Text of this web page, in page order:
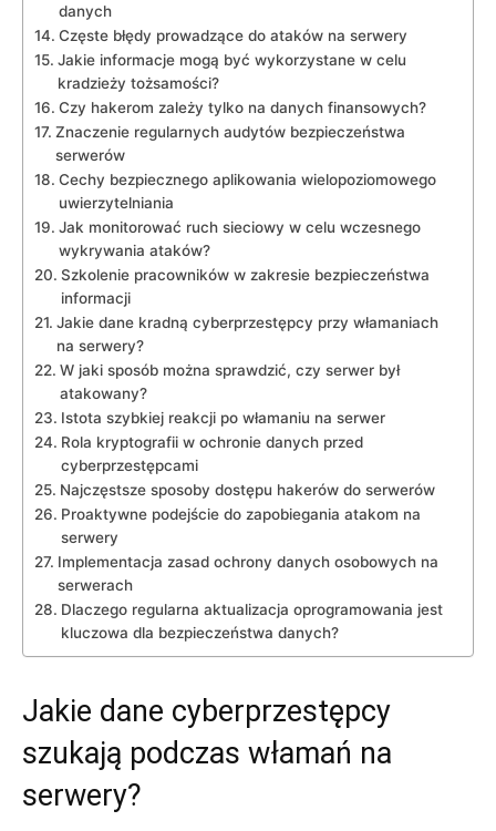
danych
Częste błędy prowadzące‍ do ataków ⁣na serwery
Jakie ⁣informacje⁣ mogą być​ wykorzystane w celu‍
kradzieży tożsamości?
Czy ⁢hakerom zależy tylko na danych‍ finansowych?
Znaczenie regularnych​ audytów ‌bezpieczeństwa⁢
serwerów
Cechy bezpiecznego aplikowania wielopoziomowego
‌uwierzytelniania
Jak monitorować ruch ⁢sieciowy w celu wczesnego
wykrywania ataków?
Szkolenie​ pracowników ‌w zakresie bezpieczeństwa
informacji
Jakie dane kradną cyberprzestępcy przy włamaniach
na ⁤serwery?
W jaki sposób można sprawdzić, czy⁣ serwer ‌był⁣
atakowany?
Istota szybkiej reakcji po włamaniu na serwer
Rola kryptografii w ochronie danych przed
cyberprzestępcami
Najczęstsze sposoby ‍dostępu⁢ hakerów ⁣do serwerów
Proaktywne podejście ‌do⁣ zapobiegania atakom na
serwery
Implementacja zasad ochrony danych osobowych na
serwerach
Dlaczego regularna aktualizacja oprogramowania jest
kluczowa dla‍ bezpieczeństwa danych?
Jakie dane cyberprzestępcy
‍szukają podczas włamań na​
serwery?